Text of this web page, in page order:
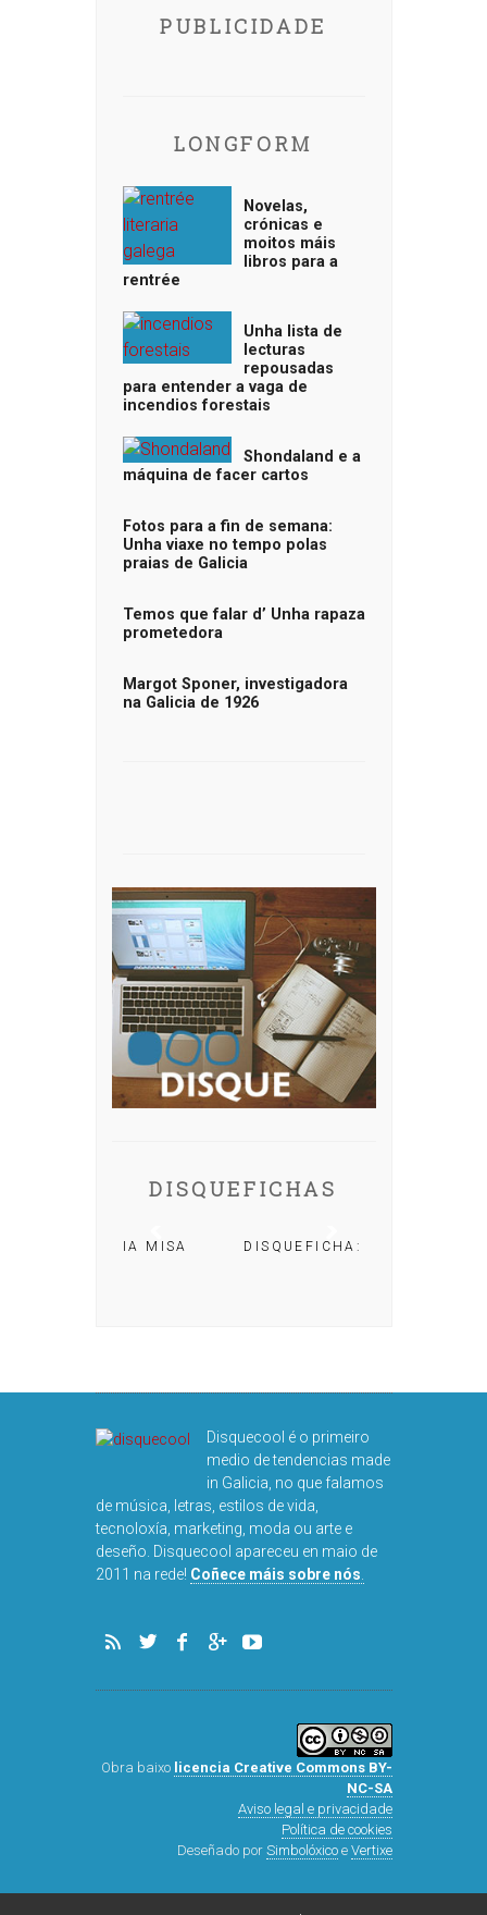
PUBLICIDADE
LONGFORM
Novelas,
crónicas e
moitos máis
libros para a
rentrée
Unha lista de
lecturas
repousadas
para entender a vaga de
incendios forestais
Shondaland e a
máquina de facer cartos
Fotos para a fin de semana:
Unha viaxe no tempo polas
praias de Galicia
Temos que falar d’ Unha rapaza
prometedora
Margot Sponer, investigadora
na Galicia de 1926
DISQUEFICHAS
DISQUEFICHA: ÓLÖF
Disquecool é o primeiro
medio de tendencias made
in Galicia, no que falamos
de música, letras, estilos de vida,
tecnoloxía, marketing, moda ou arte e
deseño. Disquecool apareceu en maio de
2011 na rede! Coñece máis sobre nós
Obra baixo licencia Creative Commons BY-
NC-SA
Aviso legal e privacidade
Política de cookies
Deseñado por Simbolóxicoe Vertixe